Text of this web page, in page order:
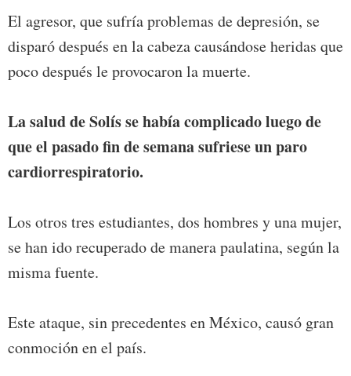
El agresor, que sufría problemas de depresión, se
disparó después en la cabeza causándose heridas que
poco después le provocaron la muerte.
La salud de Solís se había complicado luego de
que el pasado fin de semana sufriese un paro
cardiorrespiratorio.
Los otros tres estudiantes, dos hombres y una mujer,
se han ido recuperado de manera paulatina, según la
misma fuente.
Este ataque, sin precedentes en México, causó gran
conmoción en el país.